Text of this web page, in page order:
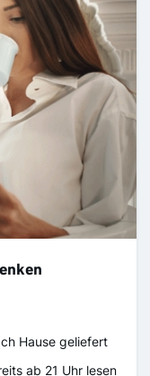
Hause geliefert
ab 21 Uhr lesen